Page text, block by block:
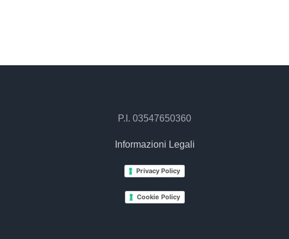
P.I. 03547650360
Informazioni Legali
Privacy Policy
Cookie Policy